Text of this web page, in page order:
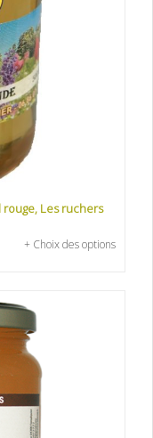
Les ruchers
+ Choix des options